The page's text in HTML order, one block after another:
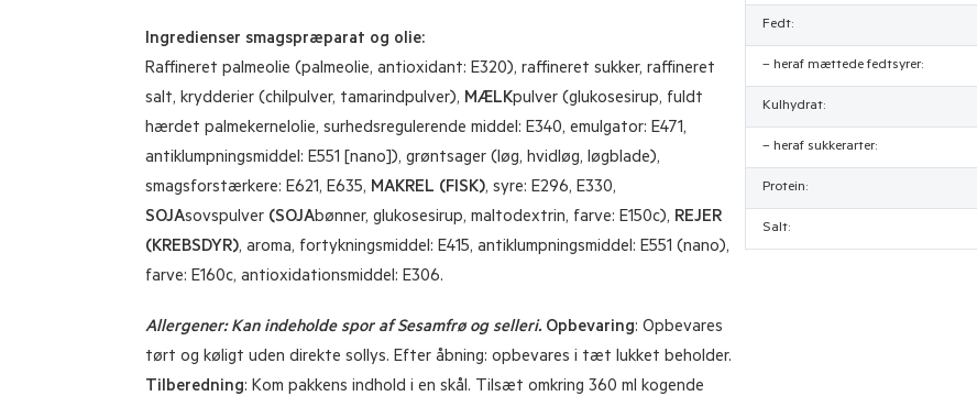
Ingredienser smagspræparat og olie:
Raffineret palmeolie (palmeolie, antioxidant: E320), raffineret sukker, raffineret
salt, krydderier (chilpulver, tamarindpulver), MÆLKpulver (glukosesirup, fuldt
hærdet palmekernelolie, surhedsregulerende middel: E340, emulgator: E471,
antiklumpningsmiddel: E551 [nano]), grøntsager (løg, hvidløg, løgblade),
smagsforstærkere: E621, E635, MAKREL (FISK), syre: E296, E330,
SOJAsovspulver(SOJAbønner, glukosesirup, maltodextrin, farve: E150c), REJER
(KREBSDYR), aroma, fortykningsmiddel: E415, antiklumpningsmiddel: E551 (nano),
farve: E160c, antioxidationsmiddel: E306.
Allergener: Kan indeholde spor af Sesamfrø og selleri. Opbevaring: Opbevares
tørt og køligt uden direkte sollys. Efter åbning: opbevares i tæt lukket beholder.
Tilberedning: Kom pakkens indhold i en skål. Tilsæt omkring 360 ml kogende
Fedt:
– heraf mættede fedtsyrer:
Kulhydrat:
– heraf sukkerarter:
Protein:
Salt: